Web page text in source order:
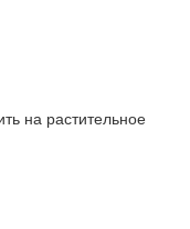
на растительное